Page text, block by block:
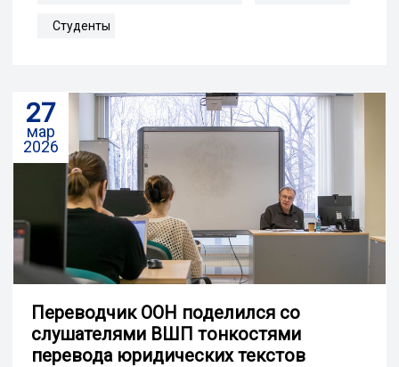
Студенты
27
мар
2026
Переводчик ООН поделился со
слушателями ВШП тонкостями
перевода юридических текстов